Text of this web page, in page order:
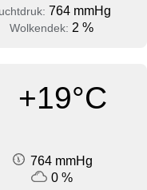
764 mmHg
Wolkendek: 2 %
+19°C
764 mmHg
0 %